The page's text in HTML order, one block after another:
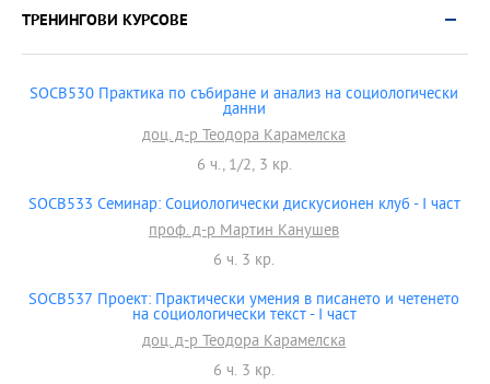
ТРЕНИНГОВИ КУРСОВЕ
SOCB530 Практика по събиране и анализ на социологически
данни
доц. д-р Теодора Карамелска
6 ч., 1/2, 3 кр.
SOCB533 Семинар: Социологически дискусионен клуб - I част
проф. д-р Мартин Канушев
6 ч. 3 кр.
SOCB537 Проект: Практически умения в писането и четенето
на социологически текст - І част
доц. д-р Теодора Карамелска
6 ч. 3 кр.